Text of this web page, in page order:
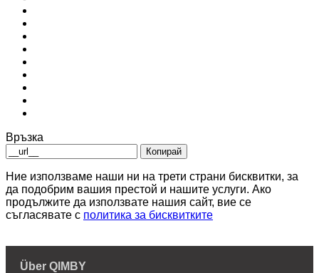
Връзка
Копирай
Ние използваме наши ни на трети страни бисквитки, за
да подобрим вашия престой и нашите услуги. Ако
продължите да използвате нашия сайт, вие се
съгласявате с политика за бисквитките
Über QIMBY